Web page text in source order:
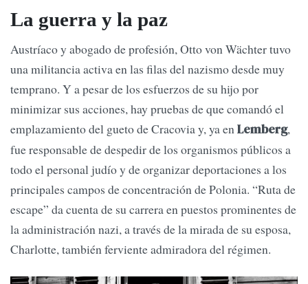
La guerra y la paz
Austríaco y abogado de profesión, Otto von Wächter tuvo
una militancia activa en las filas del nazismo desde muy
temprano. Y a pesar de los esfuerzos de su hijo por
minimizar sus acciones, hay pruebas de que comandó el
emplazamiento del gueto de Cracovia y, ya enLemberg,
fue responsable de despedir de los organismos públicos a
todo el personal judío y de organizar deportaciones a los
principales campos de concentración de Polonia. “Ruta de
escape” da cuenta de su carrera en puestos prominentes de
la administración nazi, a través de la mirada de su esposa,
Charlotte, también ferviente admiradora del régimen.